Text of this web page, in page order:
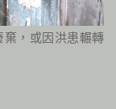
，或因洪患輾轉